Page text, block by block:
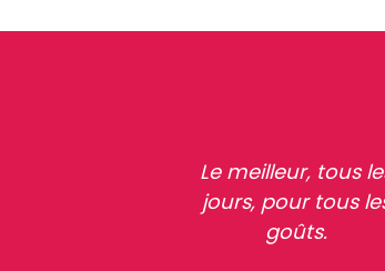
Le meilleur, tous
jours, pour tous
goûts.